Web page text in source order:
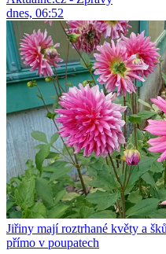
dnes, 06:52
Jiřiny mají roztrhané květy a
přímo v poupatech